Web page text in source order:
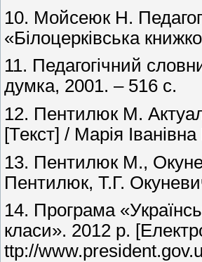
10. Мойсеюк Н.
«Білоцерківська
11. Педагогічний
думка, 2001. – 516 с.
12. Пентилюк М.
[Текст] / Марія
13. Пентилюк М.,
Пентилюк, Т.Г.
14. Програма
класи». 2012 р.
ttp://